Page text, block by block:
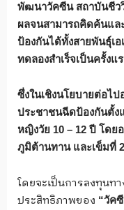
พัฒนาวัคซีน สถาบันชีว
ผลจนสามารถคิดค้นแ
ป้องกันได้ทั้งสายพันธุ์เ
ทดลองสำเร็จเป็นครั้งแ
ซึ่งในเชิงนโยบายต่อไ
ประชาชนฉีดป้องกันตั้ง
หญิงวัย 10 – 12 ปี โดย
ภูมิต้านทาน และเข็มที่
โดยจะเป็นการลงทุนท
ประสิทธิภาพของ “วัค